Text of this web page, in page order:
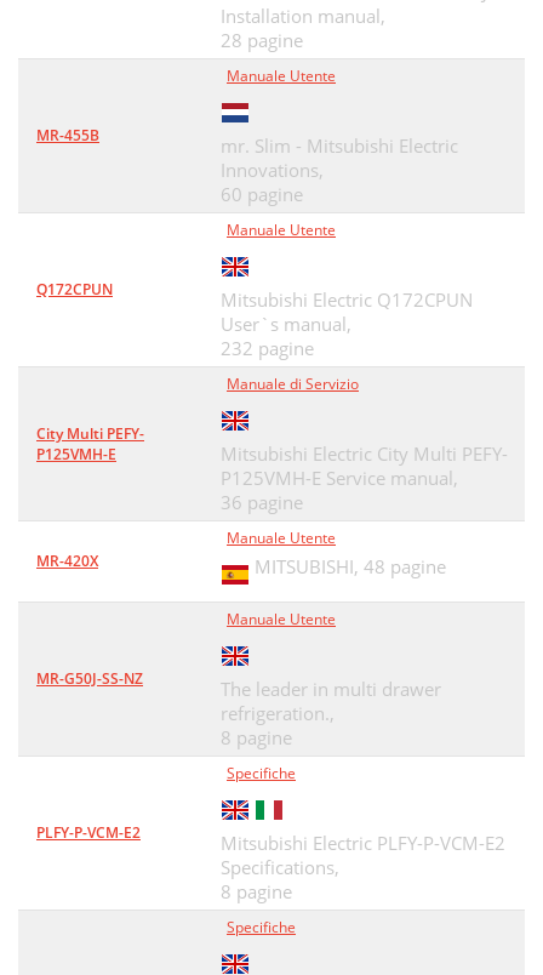
Installation manual,
28 pagine
MR-455B
Manuale Utente
mr. Slim - Mitsubishi Electric
Innovations,
60 pagine
Q172CPUN
Manuale Utente
Mitsubishi Electric Q172CPUN
User`s manual,
232 pagine
City Multi PEFY-
P125VMH-E
Manuale di Servizio
Mitsubishi Electric City Multi PEFY-
P125VMH-E Service manual,
36 pagine
MR-420X
Manuale Utente
MITSUBISHI, 48 pagine
MR-G50J-SS-NZ
Manuale Utente
The leader in multi drawer
refrigeration.,
8 pagine
PLFY-P-VCM-E2
Specifiche
Mitsubishi Electric PLFY-P-VCM-E2
Specifications,
8 pagine
Specifiche